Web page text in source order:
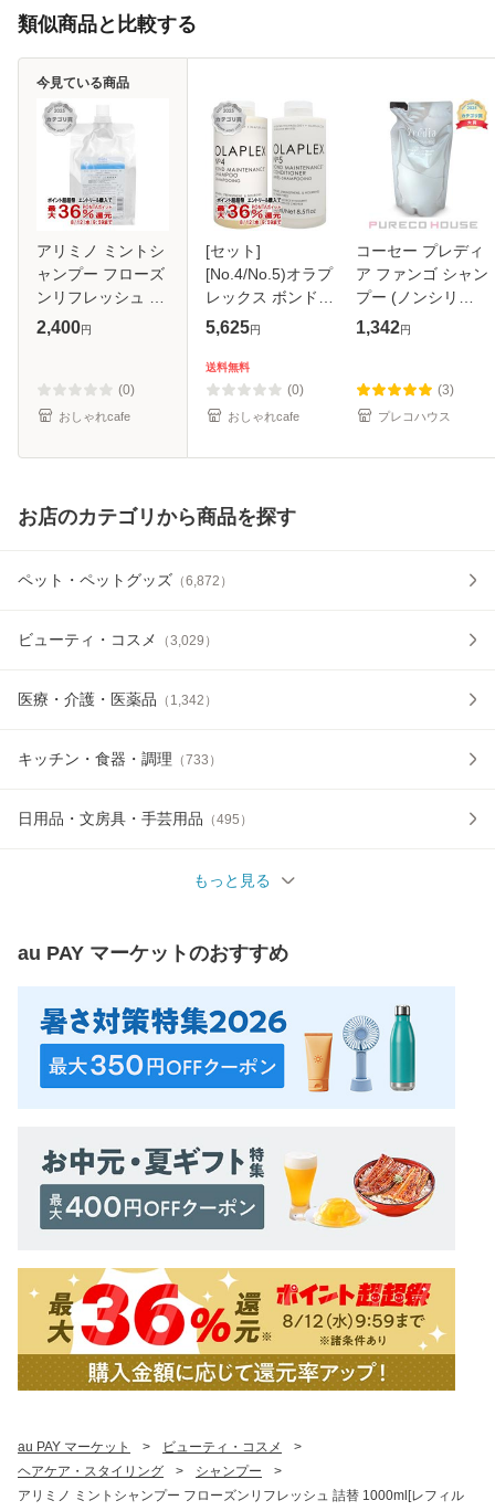
類似商品と比較する
アリミノ ミントシ
ャンプー フローズ
ンリフレッシュ 詰
替 1000ml[レフィ
ール感 ニオイケア]
[SBT] (
2,400円
(0)
おしゃれcafe
今見ている商品
[セット]
[No.4/No.5)オラプ
レックス ボンドメ
ンテナンス シャン
ナー 250ml×2[送料
無料][ASR]
(6046103-set1)
5,625円
送料無料
(0)
おしゃれcafe
コーセー プレディ
ア ファンゴ シャン
プー (ノンシリコ
ーン シャンプー)
1,342円
(3)
プレコハウス
お店のカテゴリから商品を探す
ペット・ペットグッズ （6,872 ）
ビューティ・コスメ （3,029 ）
医療・介護・医薬品 （ 1,342 ）
キッチン・食器・調理 （733 ）
日用品・文房具・手芸用品 （495 ）
もっと見る
au PAY マーケットのおすすめ
au PAY マーケット > ビューティ・コスメ
>
ヘアケア・スタイリング
> シャンプー
>
アリミノ ミントシャンプー フローズンリフレッシュ 詰替 1000ml[レフィル